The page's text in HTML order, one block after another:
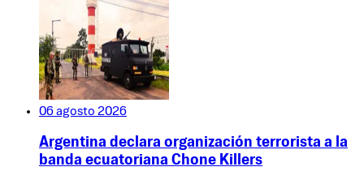
06 agosto 2026
Argentina declara organización terrorista a la
banda ecuatoriana Chone Killers